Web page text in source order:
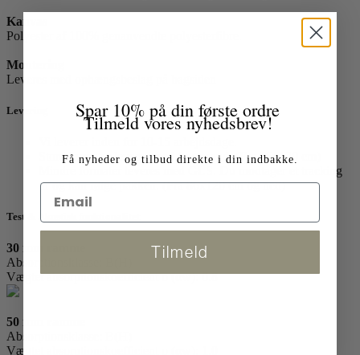
Kanvas
Polyester af 100% genanvendte polyesterfibre.
Montering
Leveres med ophængsbeslag på bagsiden
Levering
Store formater leveres med fragtmand. (Fra 86x120 cm)
Mindre formater leveres med GLS. Du modtager et tracking
nr og kan følge pakken. (Fra 86x120 cm og ned)
Test & Akustisk funktionalitet
30 mm ramme
Absorptionsklasse: B(H)
Vægtet absorptionskoefficient o (αw): 0.8
50 mm ramme
Absorptionsklasse: B(H)
Vægtet absorptionskoefficient o (αw): 1.0
Spar 10% på din første ordre
Tilmeld vores nyhedsbrev!
Få nyheder og tilbud direkte i din indbakke.
Tilmeld